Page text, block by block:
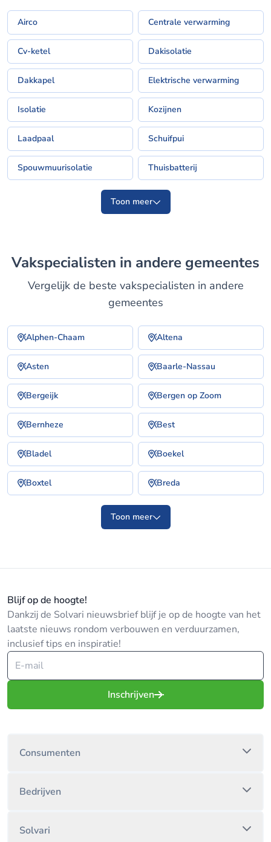
Airco Centrale verwarming
Cv-ketel Dakisolatie
Dakkapel Elektrische verwarming
Isolatie Kozijnen
Laadpaal Schuifpui
Spouwmuurisolatie Thuisbatterij
Toon meer
Vakspecialisten in andere gemeentes
Vergelijk de beste vakspecialisten in andere
gemeentes
Alphen-Chaam Altena
Asten Baarle-Nassau
Bergeijk Bergen op Zoom
Bernheze Best
Bladel Boekel
Boxtel Breda
Toon meer
Blijf op de hoogte!
Dankzij de Solvari nieuwsbrief blijf je op de hoogte van het
laatste nieuws rondom verbouwen en verduurzamen,
inclusief tips en inspiratie!
Inschrijven
Consumenten
Bedrijven
Solvari